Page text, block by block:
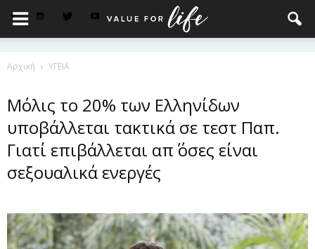
Αρχική ΥΓΕΙΑ
Μόλις το 20% των Ελληνίδων
υποβάλλεται τακτικά σε τεστ Παπ.
Γιατί επιβάλλεται απ΄ όσες είναι
σεξουαλικά ενεργές